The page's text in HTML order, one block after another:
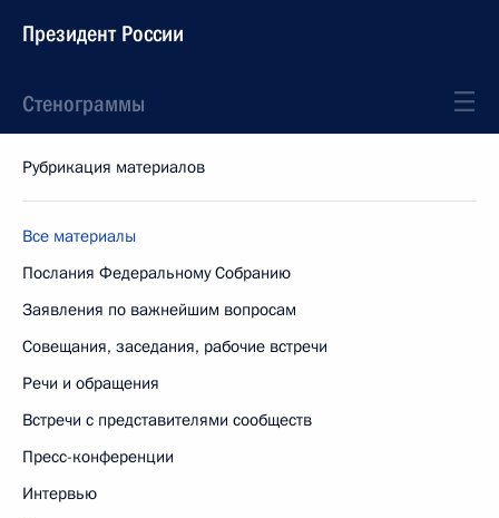
Президент России
Стенограммы
Рубрикация материалов
Все материалы
Послания Федеральному Собранию
Заявления по важнейшим вопросам
Совещания, заседания, рабочие встречи
Речи и обращения
Встречи с представителями сообществ
Пресс-конференции
Интервью